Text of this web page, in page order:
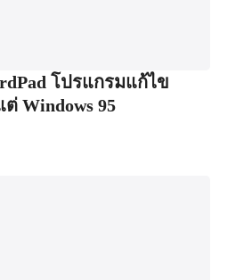
โปรแกรมแก้ไข
Windows 95